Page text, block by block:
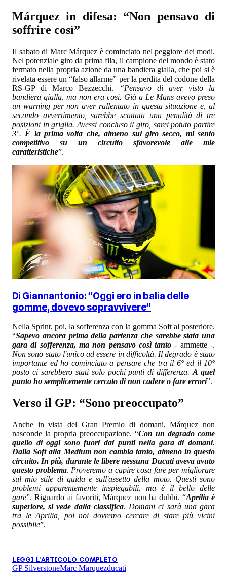
Márquez in difesa: “Non pensavo di
soffrire così”
Il sabato di Marc Márquez è cominciato nel peggiore dei modi.
Nel potenziale giro da prima fila, il campione del mondo è stato
fermato nella propria azione da una bandiera gialla, che poi si è
rivelata essere un “falso allarme” per la perdita del codone della
RS-GP di Marco Bezzecchi.
“Pensavo di aver visto la
bandiera gialla, ma non era così. Già a Le Mans avevo preso
un warning per non aver rallentato in questa situazione e, al
secondo avvertimento, sarebbe scattata una penalità di tre
posizioni in griglia. Avessi concluso il giro, sarei potuto partire
3°. È la prima volta che, almeno sul giro secco, mi sento
competitivo su un circuito sfavorevole alle mie
caratteristiche”.
Di Giannantonio: "Oggi ero in balia delle
gomme, dovevo sopravvivere"
Nella Sprint, poi, la sofferenza con la gomma Soft al posteriore.
“Sapevo ancora prima della partenza che sarebbe stata una
gara di sofferenza, ma non pensavo così tanto - ammette -.
Non sono stato l'unico ad essere in difficoltà. Il degrado è stato
importante ed ho cominciato a pensare che tra il 6° ed il 10°
posto ci sarebbero stati solo pochi punti di differenza.A quel
punto ho semplicemente cercato di non cadere o fare errori”.
Verso il GP: “Sono preoccupato”
Anche in vista del Gran Premio di domani, Márquez non
nasconde la propria preoccupazione. “Con un degrado come
quello di oggi sono fuori dai punti nella gara di domani.
Dalla Soft alla Medium non cambia tanto, almeno in questo
circuito. In più, durante le libere nessuna Ducati aveva avuto
questo problema. Proveremo a capire cosa fare per migliorare
sul mio stile di guida e sull'assetto della moto. Questi sono
problemi apparentemente inspiegabili, ma è il bello delle
gare”. Riguardo ai favoriti, Márquez non ha dubbi. “Aprilia è
superiore, si vede dalla classifica. Domani ci sarà una gara
tra le Aprilia, poi noi dovremo cercare di stare più vicini
possibile”.
LEGGI L'ARTICOLO COMPLETO
GP SilverstoneMarc Marquezducati